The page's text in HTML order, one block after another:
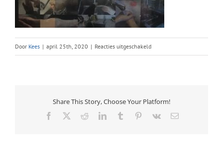
Door Kees | april 25th, 2020 | Reacties uitgeschakeldvoor
foto
Share This Story, Choose Your Platform!
Facebook RedditLinkedInTumblr Pinterest
Vk
E-